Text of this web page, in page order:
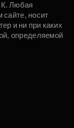
Любая
носит
и ни при каких
определяемой